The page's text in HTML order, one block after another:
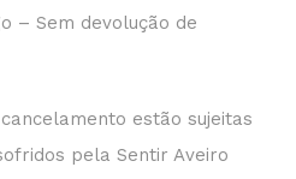
– Sem devolução de
estão sujeitas
pela Sentir Aveiro